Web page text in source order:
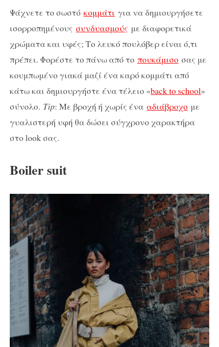
Ψάχνετε το σωστό κομμάτι για να δημιουργήσετε
ισορροπημένους συνδυασμούς με διαφορετικά
χρώματα και υφές; Το λευκό πουλόβερ είναι ό,τι
πρέπει. Φορέστε το πάνω από το πουκάμισο σας με
κουμπωμένο γιακά μαζί ένα καρό κομμάτι από
κάτω και δημιουργήστε ένα τέλειο «back to school»
σύνολο. Tip: Με βροχή ή χωρίς ένα αδιάβροχο με
γυαλιστερή υφή θα δώσει σύγχρονο χαρακτήρα
στο look σας.
Boiler suit